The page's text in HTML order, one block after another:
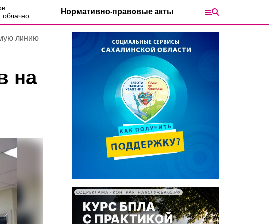
облачно Нормативно-правовые акты
линию
на
СОЦРЕКЛАМА • КОНТРАКТНАЯСЛУЖБА65.РФ